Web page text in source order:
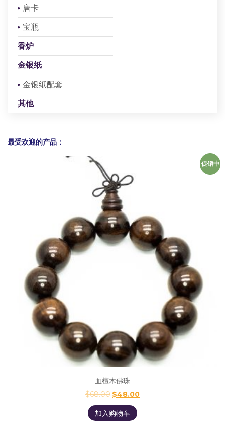
唐卡
宝瓶
香炉
金银纸
金银纸配套
其他
最受欢迎的产品：
促销中
血檀木佛珠
$68.00 $48.00
加入购物车